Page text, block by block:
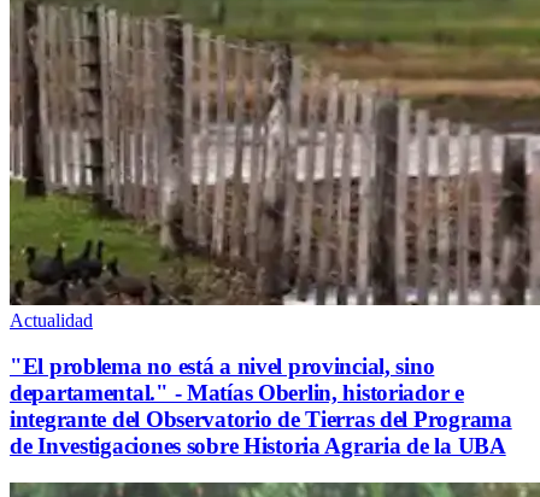
Actualidad
"El problema no está a nivel provincial, sino
departamental." - Matías Oberlin, historiador e
integrante del Observatorio de Tierras del Programa
de Investigaciones sobre Historia Agraria de la UBA